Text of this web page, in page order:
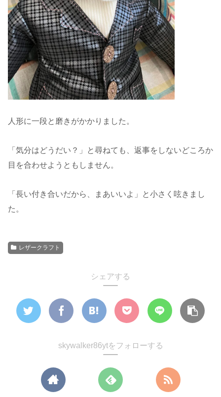
人形に一段と磨きがかかりました。
「気分はどうだい？」と尋ねても、返事をしないどころか
目を合わせようともしません。
「長い付き合いだから、まあいいよ」と小さく呟きまし
た。
レザークラフト
シェアする
skywalker86ytをフォローする